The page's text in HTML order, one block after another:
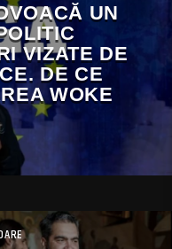
UN
VIZATE DE
DE CE
WOKE